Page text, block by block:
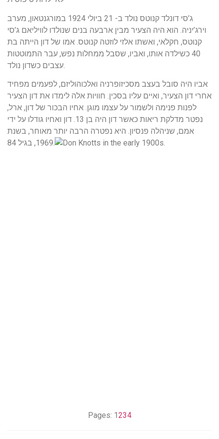
ג’סי דונלד קנוטס נולד ב- 21 ביולי 1924 במורגנטאון, מערב
וירג’יניה. הוא היה הצעיר מבין ארבעה בנים שנולדו לוויליאם ג’סי
קנוטס, חקלאי, ואשתו אלזי לוזטה קנוטס. אמו של דון הייתה בת
40 כשילדה אותו, ואביו, שסבל ממחלות נפש, עבר התמוטטות
עצבים כשדון נולד.
אביו היה סובל בעצב מסכיזופרניה ואלכוהוליזם, לפעמים מפחיד
אחרי דון הצעיר, ואיים עליו בסכין. חוויות אלה לימדו את דון הצעיר
לפנות פנימה ולשמור על עצמו מוגן. אחיו הבכור של דון, ארל,
נפטר מדלקת ריאות כאשר דון היה בן 13. דון ואחיו גודלו על ידי
אמם, שניהלה פנסיון. היא נפטרה הרבה יותר מאוחר, בשנת
1969, בגיל 84.
Pages: 1234